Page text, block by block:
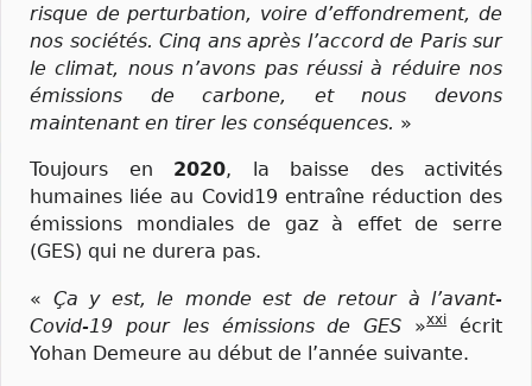
risque de perturbation, voire d’effondrement, de
nos sociétés. Cinq ans après l’accord de Paris sur
le climat, nous n’avons pas réussi à réduire nos
émissions de carbone, et nous devons
maintenant en tirer les conséquences. »
Toujours en 2020, la baisse des activités
humaines liée au Covid19 entraîne réduction des
émissions mondiales de gaz à effet de serre
(GES) qui ne durera pas.
« Ça y est, le monde est de retour à l’avant-
Covid-19 pour les émissions de GES »xxiécrit
Yohan Demeure au début de l’année suivante.